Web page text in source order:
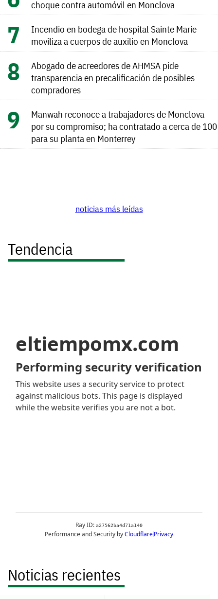
choque contra automóvil en Monclova
Incendio en bodega de hospital Sainte Marie
moviliza a cuerpos de auxilio en Monclova
Abogado de acreedores de AHMSA pide
transparencia en precalificación de posibles
compradores
Manwah reconoce a trabajadores de Monclova
por su compromiso; ha contratado a cerca de 100
para su planta en Monterrey
noticias más leídas
Tendencia
Noticias recientes